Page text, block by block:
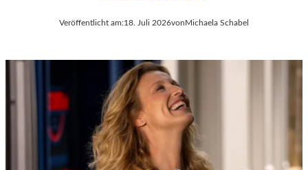
Veröffentlicht am:18. Juli 2026vonMichaela Schabel